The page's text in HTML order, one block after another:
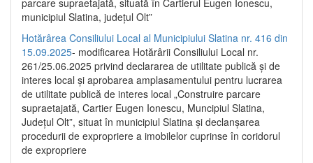
parcare supraetajată, situată în Cartierul Eugen Ionescu,
municipiul Slatina, județul Olt”
Hotărârea Consiliului Local al Municipiului Slatina nr. 416 din
15.09.2025- modificarea Hotărârii Consiliului Local nr.
261/25.06.2025 privind declararea de utilitate publică și de
interes local și aprobarea amplasamentului pentru lucrarea
de utilitate publică de interes local „Construire parcare
supraetajată, Cartier Eugen Ionescu, Muncipiul Slatina,
Județul Olt”, situat în municipiul Slatina și declanșarea
procedurii de expropriere a imobilelor cuprinse în coridorul
de expropriere